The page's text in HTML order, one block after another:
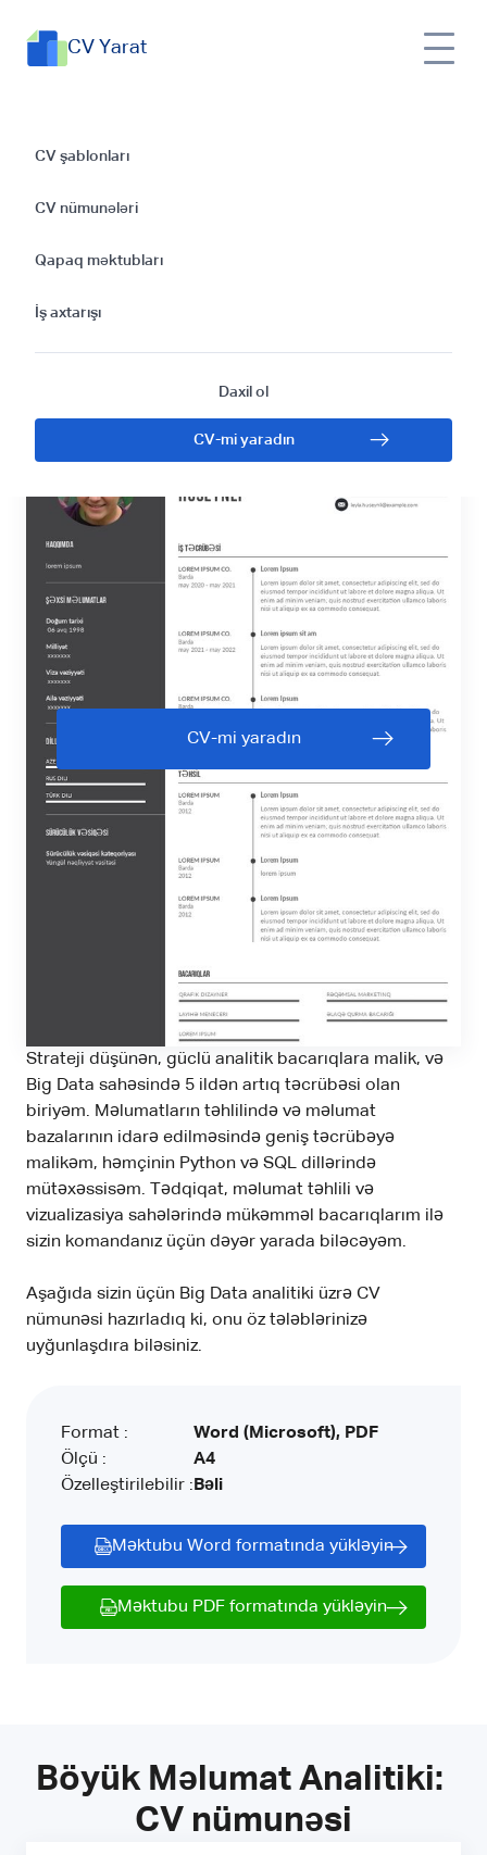
CV Yarat
CV şablonları
CV nümunələri
Qapaq məktubları
İş axtarışı
Daxil ol
CV-mi yaradın
Big Data Analitiki
Üçün CV
Hazırlamaq:
Təlimatlar və
CV-mi yaradın
Strateji düşünən, güclü analitik bacarıqlara malik, və
Big Data sahəsində 5 ildən artıq təcrübəsi olan
biriyəm. Məlumatların təhlilində və məlumat
bazalarının idarə edilməsində geniş təcrübəyə
malikəm, həmçinin Python və SQL dillərində
mütəxəssisəm. Tədqiqat, məlumat təhlili və
vizualizasiya sahələrində mükəmməl bacarıqlarım ilə
sizin komandanız üçün dəyər yarada biləcəyəm.
Aşağıda sizin üçün Big Data analitiki üzrə CV
nümunəsi hazırladıq ki, onu öz tələblərinizə
uyğunlaşdıra biləsiniz.
Format :
Ölçü :
Özelleştirilebilir :
Word (Microsoft), PDF
A4
Bəli
Məktubu Word formatında yükləyin
Məktubu PDF formatında yükləyin
Böyük Məlumat Analitiki:
CV nümunəsi